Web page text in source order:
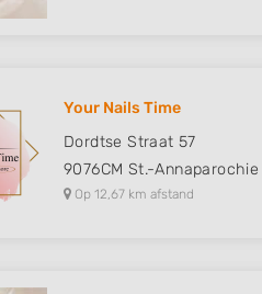
Your Nails Time
Dordtse Straat 57
9076CM St.-Annaparochie
Op 12,67 km afstand